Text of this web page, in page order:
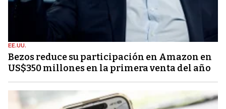
EE.UU.
Bezos reduce su participación en Amazon en
US$350 millones en la primera venta del año